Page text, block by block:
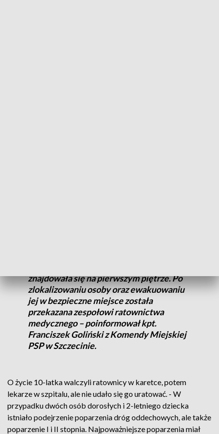
znajdowała się na pierwszym piętrze. Po
zlokalizowaniu osoby oraz ewakuowaniu
jej w bezpieczne miejsce została
przekazana zespołowi ratownictwa
medycznego – poinformował kpt.
Franciszek Goliński z Komendy Miejskiej
PSP w Szczecinie.
O życie 10-latka walczyli ratownicy w karetce, potem
lekarze w szpitalu, ale nie udało się go uratować. - W
przypadku dwóch osób dorosłych i 2-letniego dziecka
istniało podejrzenie poparzenia dróg oddechowych, ale także
poparzenie I i II stopnia. Najpoważniejsze poparzenia miał